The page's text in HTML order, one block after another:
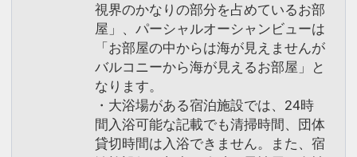
視界のかなりの部分を占めているお部
屋」、パーシャルオーシャンビューは
「お部屋の中からは海が見えませんが
バルコニーから海が見えるお部屋」と
なります。
・大浴場がある宿泊施設では、24時
間入浴可能な記載でも清掃時間、団体
貸切時間は入浴できません。また、宿